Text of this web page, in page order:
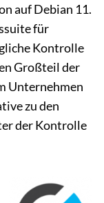
auf Debian 11.
für
Kontrolle
Großteil der
Unternehmen
zu den
der Kontrolle